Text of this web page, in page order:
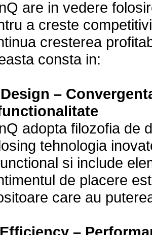
are in vedere
a creste
cresterea
consta in:
–
adopta filozofia de
tehnologia
si include
de placere
care au